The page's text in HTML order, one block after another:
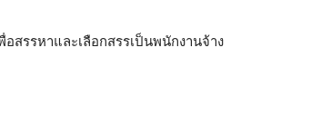
สรรหาและเลือกสรรเป็นพนักงานจ้าง